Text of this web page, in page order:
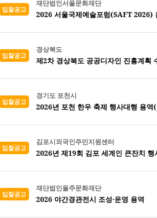
입찰공고
재단법인서울문화재단
2026 서울국제예술포럼(SAFT 2026)
입찰공고
경상북도
제2차 경상북도 공공디자인 진흥계획
입찰공고
경기도 포천시
2026년 포천 한우 축제 행사대행 용역
입찰공고
김포시외국인주민지원센터
2026년 제19회 김포 세계인 큰잔치 행
입찰공고
재단법인울주문화재단
2026 야간경관전시 조성·운영 용역